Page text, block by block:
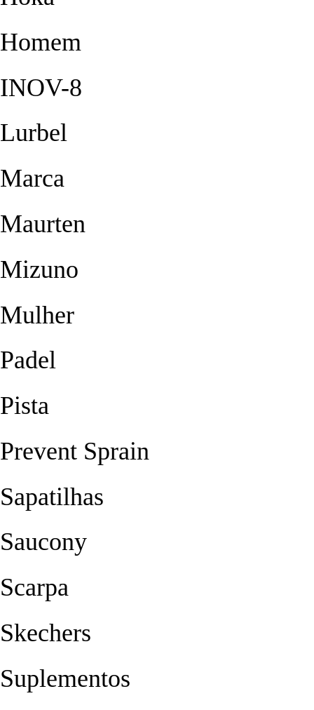
Homem
INOV-8
Lurbel
Marca
Maurten
Mizuno
Mulher
Padel
Pista
Prevent Sprain
Sapatilhas
Saucony
Scarpa
Skechers
Suplementos